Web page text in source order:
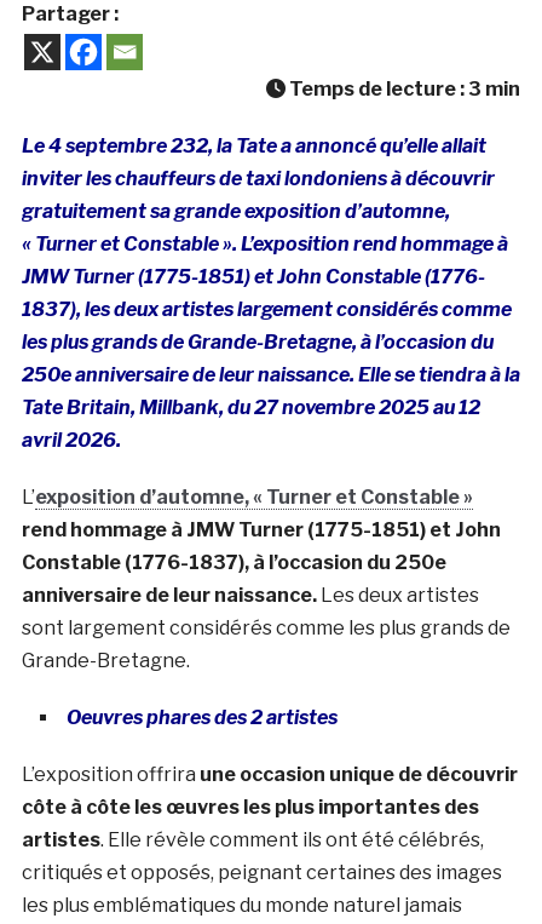
Partager :
Temps de lecture : 3 min
Le 4 septembre 232, la Tate a annoncé qu’elle allait
inviter les chauffeurs de taxi londoniens à découvrir
gratuitement sa grande exposition d’automne,
« Turner et Constable ». L’exposition rend hommage à
JMW Turner (1775-1851) et John Constable (1776-
1837), les deux artistes largement considérés comme
les plus grands de Grande-Bretagne, à l’occasion du
250e anniversaire de leur naissance. Elle se tiendra à la
Tate Britain, Millbank, du 27 novembre 2025 au 12
avril 2026.
L’exposition d’automne, « Turner et Constable »
rend hommage à JMW Turner (1775-1851) et John
Constable (1776-1837), à l’occasion du 250e
anniversaire de leur naissance. Les deux artistes
sont largement considérés comme les plus grands de
Grande-Bretagne.
Oeuvres phares des 2 artistes
L’exposition offrira une occasion unique de découvrir
côte à côte les œuvres les plus importantes des
artistes. Elle révèle comment ils ont été célébrés,
critiqués et opposés, peignant certaines des images
les plus emblématiques du monde naturel jamais